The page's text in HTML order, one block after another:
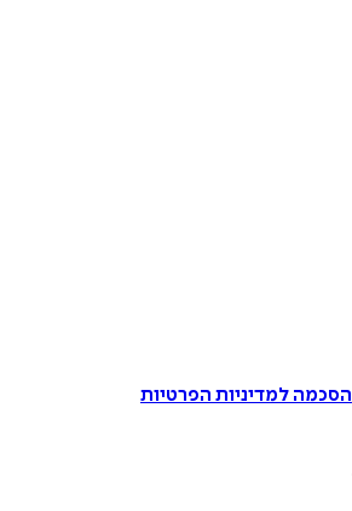
הסכמה למדיניות הפרטיות